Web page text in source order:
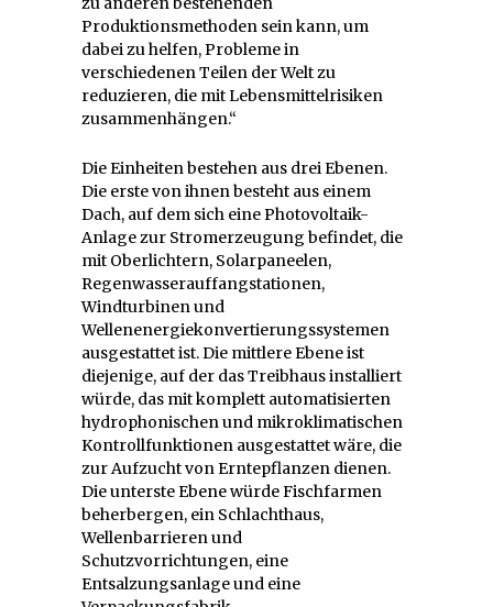
Produktionsmethoden sein kann, um
dabei zu helfen, Probleme in
verschiedenen Teilen der Welt zu
reduzieren, die mit Lebensmittelrisiken
zusammenhängen.“
Die Einheiten bestehen aus drei Ebenen.
Die erste von ihnen besteht aus einem
Dach, auf dem sich eine Photovoltaik-
Anlage zur Stromerzeugung befindet, die
mit Oberlichtern, Solarpaneelen,
Regenwasserauffangstationen,
Windturbinen und
Wellenenergiekonvertierungssystemen
ausgestattet ist. Die mittlere Ebene ist
diejenige, auf der das Treibhaus installiert
würde, das mit komplett automatisierten
hydrophonischen und mikroklimatischen
Kontrollfunktionen ausgestattet wäre, die
zur Aufzucht von Erntepflanzen dienen.
Die unterste Ebene würde Fischfarmen
beherbergen, ein Schlachthaus,
Wellenbarrieren und
Schutzvorrichtungen, eine
Entsalzungsanlage und eine